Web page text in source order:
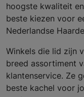
hoogste kwaliteit
beste kiezen voor
Nederlandse
Winkels die lid zijn
breed assortiment
klantenservice. Ze
beste kachel voor